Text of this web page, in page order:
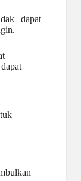
dapat
dapat